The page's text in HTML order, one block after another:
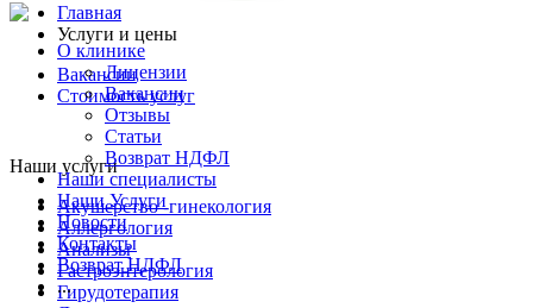
О клинике
Лицензии
Вакансии
Отзывы
Статьи
Возврат НДФЛ
Наши специалисты
Наши Услуги
Новости
Контакты
Возврат НДФЛ
...
Главная
Услуги и цены
Вакансии
Стоимость услуг
Наши услуги
Акушерство -гинекология
Аллергология
Анализы
Гастроэнтерология
Гирудотерапия